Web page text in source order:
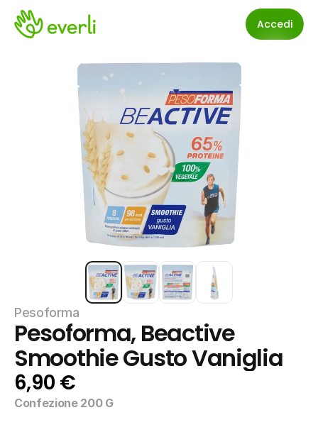
Accedi
Pesoforma
Pesoforma, Beactive
Smoothie Gusto Vaniglia
6,90 €
Confezione 200 G